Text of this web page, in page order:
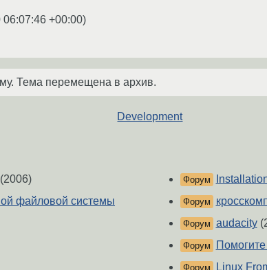
06:07:46 +00:00)
Тема перемещена в архив.
Development
(2006)
файловой системы
Форум
Форум
Форум audacity
Форум
Форум Linux